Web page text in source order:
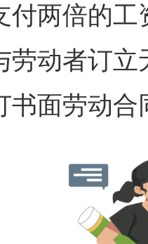
付两倍的
劳动者订
书面劳动合